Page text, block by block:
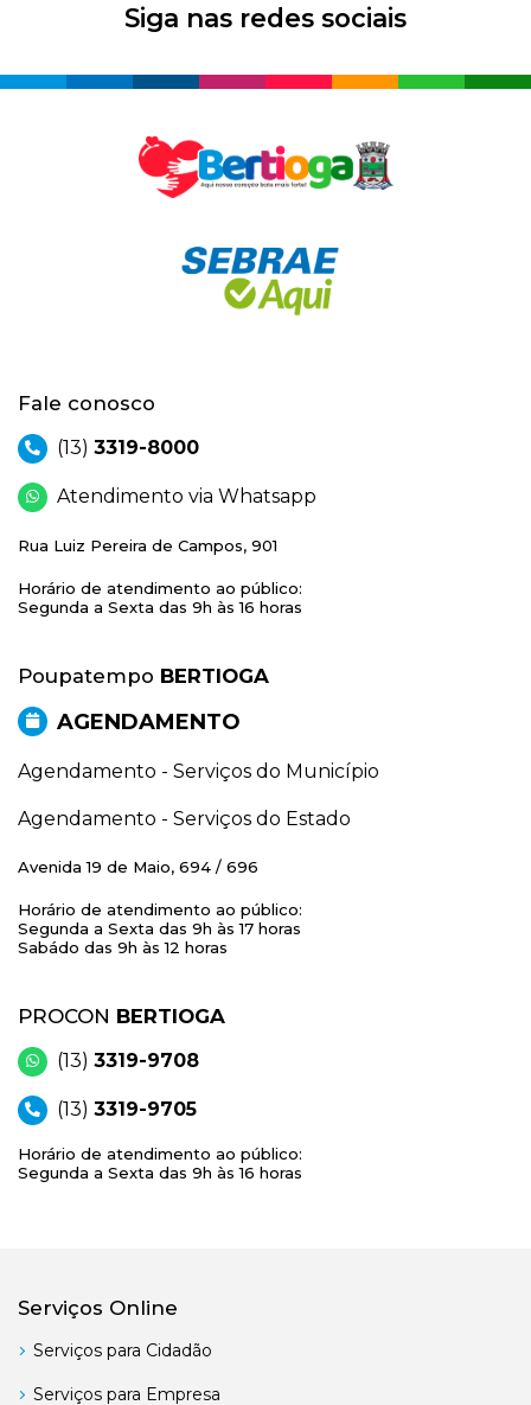
Siga nas redes sociais
Fale conosco
(13) 3319-8000
Atendimento via Whatsapp
Rua Luiz Pereira de Campos, 901
Horário de atendimento ao público:
Segunda a Sexta das 9h às 16 horas
Poupatempo BERTIOGA
AGENDAMENTO
Agendamento - Serviços do Município
Agendamento - Serviços do Estado
Avenida 19 de Maio, 694 / 696
Horário de atendimento ao público:
Segunda a Sexta das 9h às 17 horas
Sabádo das 9h às 12 horas
PROCON BERTIOGA
(13) 3319-9708
(13) 3319-9705
Horário de atendimento ao público:
Segunda a Sexta das 9h às 16 horas
Serviços Online
Serviços para Cidadão
Serviços para Empresa